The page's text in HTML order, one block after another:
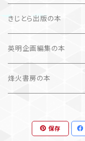
文学（論）
画集
作品集＋エッセイ
カレンダー
写真集
作品集＋エッセイ
作品のみ
きじとら出版の本
英明企画編集の本
烽火書房の本
保存